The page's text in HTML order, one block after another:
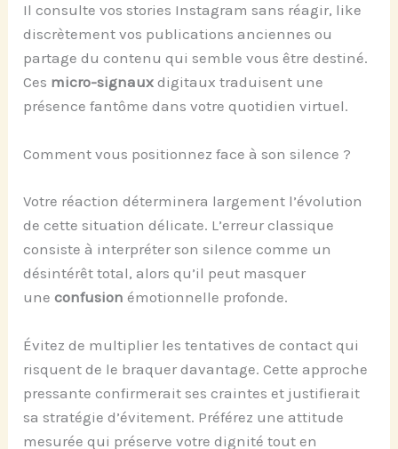
Il consulte vos stories Instagram sans réagir, like
discrètement vos publications anciennes ou
partage du contenu qui semble vous être destiné.
Ces micro-signaux digitaux traduisent une
présence fantôme dans votre quotidien virtuel.
Comment vous positionnez face à son silence ?
Votre réaction déterminera largement l’évolution
de cette situation délicate. L’erreur classique
consiste à interpréter son silence comme un
désintérêt total, alors qu’il peut masquer
uneconfusion émotionnelle profonde.
Évitez de multiplier les tentatives de contact qui
risquent de le braquer davantage. Cette approche
pressante confirmerait ses craintes et justifierait
sa stratégie d’évitement. Préférez une attitude
mesurée qui préserve votre dignité tout en